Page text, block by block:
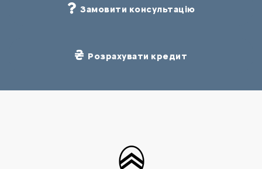
Замовити консультацію
Розрахувати кредит